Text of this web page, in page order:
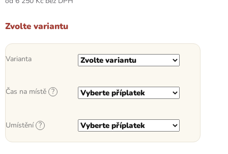
Zvolte variantu
Varianta
Čas na místě ?
Umístění ?